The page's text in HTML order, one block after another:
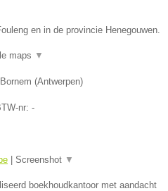
en in de provincie Henegouwen.
maps ▼
Bornem (Antwerpen)
nr: -
Screenshot ▼
boekhoudkantoor met aandacht